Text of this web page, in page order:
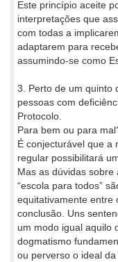
Este princípio aceite
interpretações que
com todas a
adaptarem para
assumindo-se como
3. Perto de um quinto
pessoas com
Protocolo.
Para bem ou para
É conjecturável que a
regular possibilitará
Mas as dúvidas
“escola para todos”
equitativamente entre
conclusão. Uns
um modo igual aquilo
dogmatismo
ou perverso o ideal da